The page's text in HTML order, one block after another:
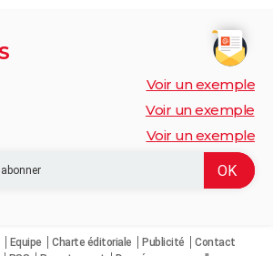
Voir un exemple
Voir un exemple
Voir un exemple
Equipe Charte éditoriale Publicité
Contact